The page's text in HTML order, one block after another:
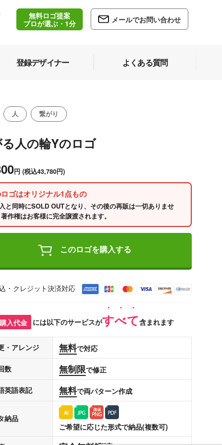
無料ロゴ提案
プロが選ぶ・1分
メールでお問い合わせ
登録デザイナー よくある質問
人 繋がり
人の輪Yのロゴ
円 (税込43,780円)
ゴはオリジナル1点もの
と同時にSOLD OUTとなり、その後の再販は一切ありませ
作権はお客様に完全譲渡されます。
このロゴを購入する
・クレジット決済対応
購入代金 には以下のサービスがすべて含まれます
・アレンジ 無料で対応
数 無制限で修正
英語表記 無料で両パターン作成
納品
ご希望に応じた形式で納品(複数可)